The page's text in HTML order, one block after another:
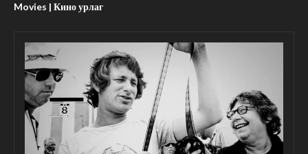
Movies | Кино урлаг